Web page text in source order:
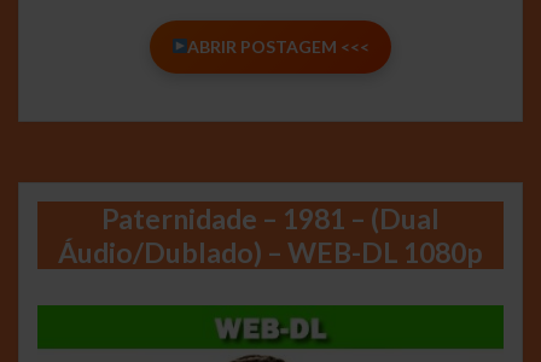
ABRIR POSTAGEM <<<
Paternidade – 1981 – (Dual
Áudio/Dublado) – WEB-DL 1080p